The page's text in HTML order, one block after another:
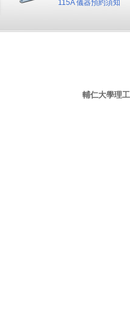
115A 儀器預約須知
輔仁大學理